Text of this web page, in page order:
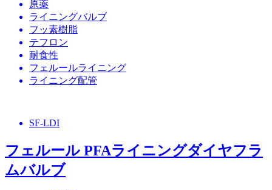
原薬
ライニングバルブ
フッ素樹脂
テフロン
耐食性
フェルールライニング
ライニング配管
SF-LDI
フェルール PFAライニングダイヤフラ
ムバルブ